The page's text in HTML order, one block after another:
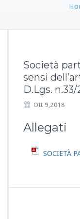
Società
sensi
D.Lgs. n.33/
Ott 9,2018
Allegati
SOCIETÀ